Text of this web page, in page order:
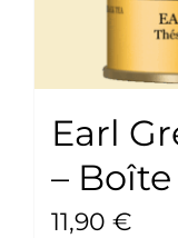
Earl
–
11,90 €